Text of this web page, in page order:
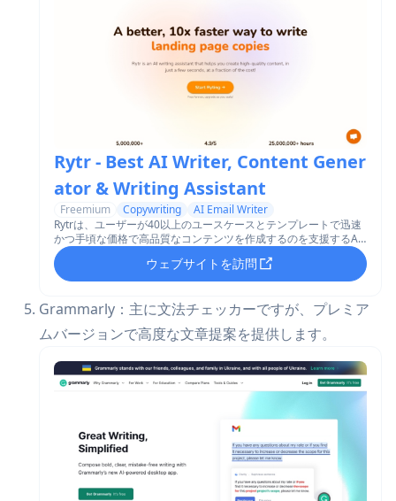
Rytr - Best AI Writer, Content Gener
ator & Writing Assistant
Freemium Copywriting
AI Email Writer
Rytrは、ユーザーが40以上のユースケースとテンプレートで迅速
かつ手頃な価格で高品質なコンテンツを作成するのを支援するAI
駆動のライティングアシスタントです。
ウェブサイトを訪問
Grammarly：主に文法チェッカーですが、プレミア
ムバージョンで高度な文章提案を提供します。